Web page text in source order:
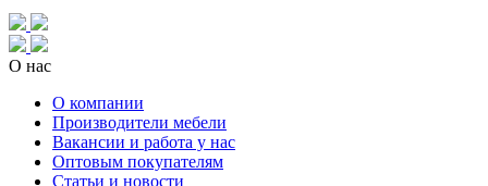
О нас
О компании
Производители мебели
Вакансии и работа у нас
Оптовым покупателям
Статьи и новости